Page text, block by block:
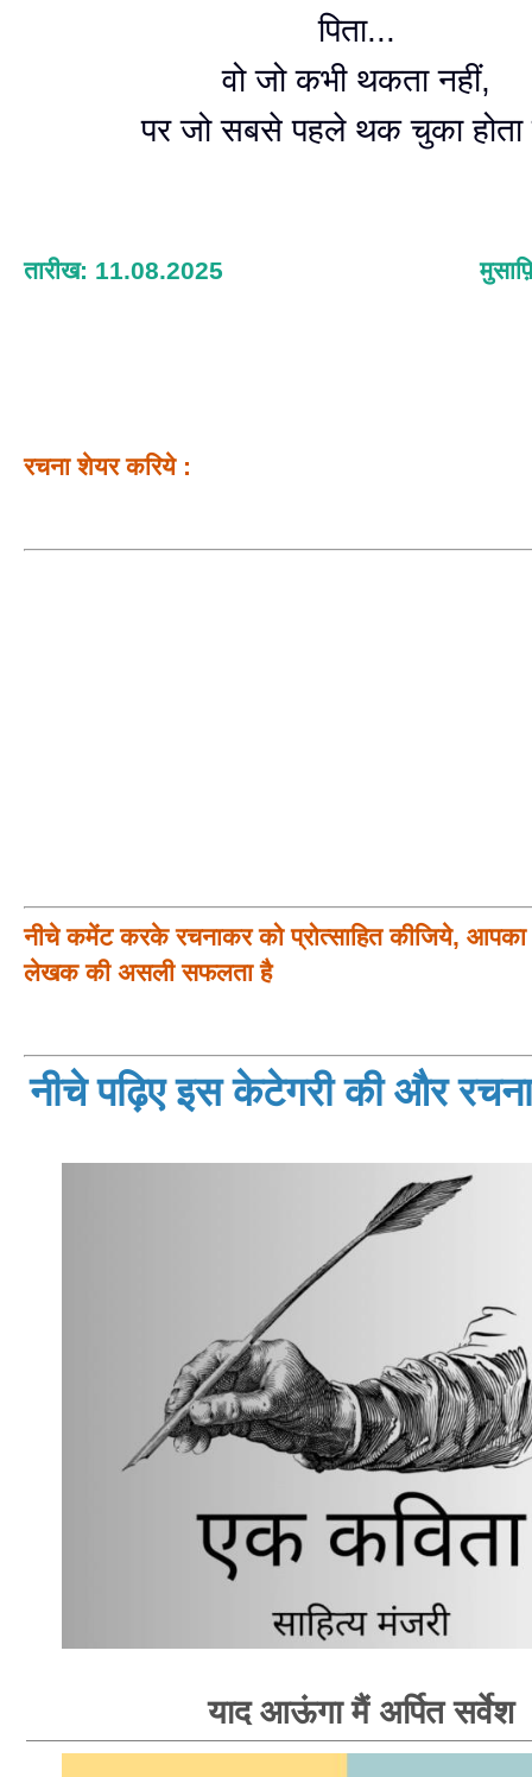
पिता...
वो जो कभी थकता नहीं,
पर जो सबसे पहले थक चुका
तारीख: 11.08.2025
रचना शेयर करिये :
नीचे कमेंट करके रचनाकर को प्रोत्साहित कीजिये, आपका
लेखक की असली सफलता है
नीचे पढ़िए इस केटेगरी की और
याद आऊंगा मैं अर्पित सर्वेश